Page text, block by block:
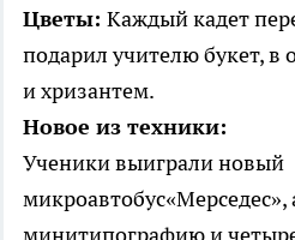
Цветы: Каждый кадет
подарил учителю букет, в
и хризантем.
Новое из техники:
Ученики выиграли новый
микроавтобус«Мерседес»,